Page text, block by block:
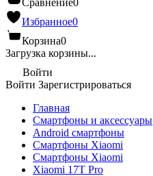
Сравнение0
Избранное0
Корзина0
Загрузка корзины...
Войти
Войти Зарегистрироваться
Главная
Смартфоны и аксессуары
Android cмартфоны
Смартфоны Xiaomi
Смартфоны Xiaomi
Xiaomi 17T Pro